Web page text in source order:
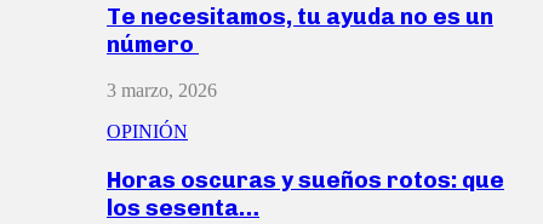
Te necesitamos, tu ayuda no es un
número
3 marzo, 2026
OPINIÓN
Horas oscuras y sueños rotos: que
los sesenta…